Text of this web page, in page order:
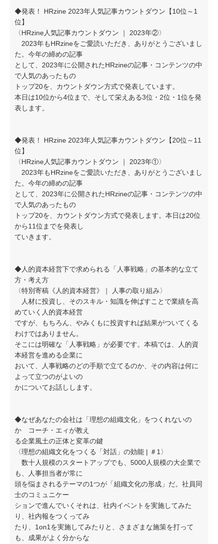
◆発表！ HRzine 2023年人気記事カウントダウン【10位～1
位】
〈HRzine人気記事カウントダウン ｜ 2023年②〉
2023年もHRzineをご愛読いただき、ありがとうございまし
た。今年の締めの記事
として、2023年に公開されたHRzineの記事・コンテンツの中
で人気のあったもの
トップ20を、カウントダウン方式で発表しています。
本日は10位から4位まで、そして栄えある3位・2位・1位を発
表します。
◆発表！ HRzine 2023年人気記事カウントダウン【20位～11
位】
〈HRzine人気記事カウントダウン ｜ 2023年①〉
2023年もHRzineをご愛読いただき、ありがとうございまし
た。今年の締めの記事
として、2023年に公開されたHRzineの記事・コンテンツの中
で人気のあったもの
トップ20を、カウントダウン方式で発表します。本日は20位
から11位までを発表し
ていきます。
◆人的資本経営下で求められる「人事戦略」の基本的な立て
方・考え方
〈特別寄稿《人的資本経営》｜ 人事の取り組み〉
人材に投資し、そのスキル・知識を伸ばすことで業績を高
めていく人的資本経営
ですが、もちろん、やみくもに投資すれば結果がついてくる
わけではありません。
そこには明確な「人事戦略」が必要です。本稿では、人的資
本経営を進める企業に
おいて、人事戦略のどの手順で立てるのか、その内容は何に
よって立つのがよいの
かについてお話しします。
◆なぜあなたの会社は「理想の組織文化」をつくれないの
か コーチ・エィが教え
る企業風土の正体と変革の鍵
〈理想の組織文化をつくる「対話」の効能 | ＃1〉
数十人規模のスタートアップでも、5000人規模の大企業で
も、人事担当者が常に
頭を悩まされるテーマの1つが「組織文化の形成」だ。社員同
士のコミュニケー
ションで進んでいくそれは、社内イベントを実施してみた
り、社内報をつくってみ
たり、1on1を実施してみたりと、さまざまな施策を打って
も、成果がよく分からな